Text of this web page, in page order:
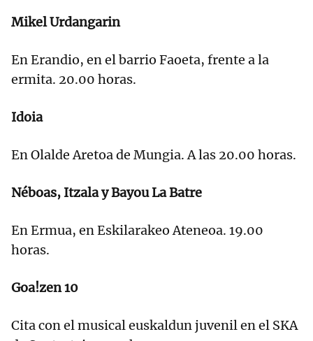
Mikel Urdangarin
En Erandio, en el barrio Faoeta, frente a la
ermita. 20.00 horas.
Idoia
En Olalde Aretoa de Mungia. A las 20.00 horas.
Néboas, Itzala y Bayou La Batre
En Ermua, en Eskilarakeo Ateneoa. 19.00
horas.
Goa!zen 10
Cita con el musical euskaldun juvenil en el SKA